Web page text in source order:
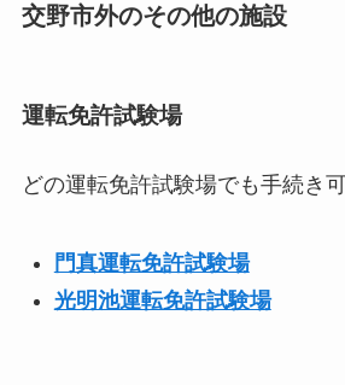
交野市外のその他の施設
運転免許試験場
どの運転免許試験場でも手続き可
門真運転免許試験場
光明池運転免許試験場